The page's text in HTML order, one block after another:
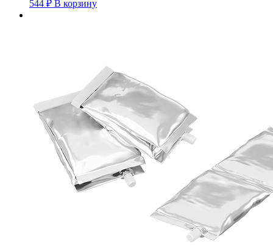
544 ₽ В корзину